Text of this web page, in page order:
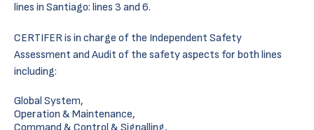
lines in Santiago: lines 3 and 6.
CERTIFER is in charge of the Independent Safety
Assessment and Audit of the safety aspects for both lines
including:
Global System,
Operation & Maintenance,